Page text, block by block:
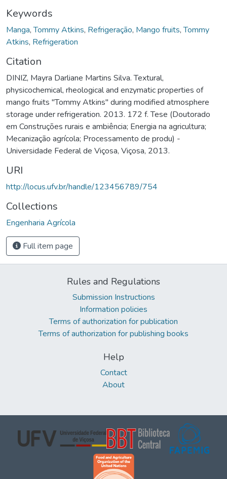
Keywords
Manga,Tommy Atkins, Refrigeração, Mango fruits,Tommy
Atkins, Refrigeration
Citation
DINIZ, Mayra Darliane Martins Silva. Textural,
physicochemical, rheological and enzymatic properties of
mango fruits "Tommy Atkins" during modified atmosphere
storage under refrigeration. 2013. 172 f. Tese (Doutorado
em Construções rurais e ambiência; Energia na agricultura;
Mecanização agrícola; Processamento de produ) -
Universidade Federal de Viçosa, Viçosa, 2013.
URI
http://locus.ufv.br/handle/123456789/754
Collections
Engenharia Agrícola
Full item page
Rules and Regulations
Submission Instructions
Information policies
Terms of authorization for publication
Terms of authorization for publishing books
Help
Contact
About